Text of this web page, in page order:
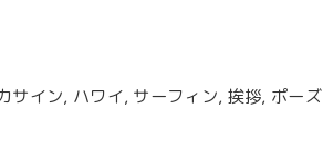
サイン, ハワイ, サーフィン, 挨拶, ポーズ